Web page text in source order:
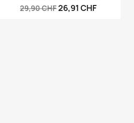
29,90 CHF26,91 CHF